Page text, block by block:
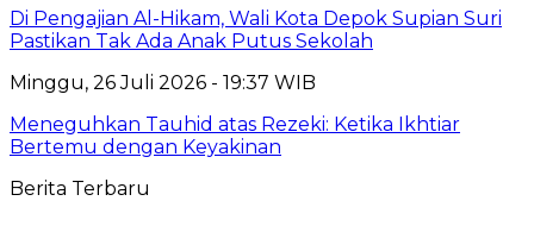
Di Pengajian Al-Hikam, Wali Kota Depok Supian Suri
Pastikan Tak Ada Anak Putus Sekolah
Minggu, 26 Juli 2026 - 19:37 WIB
Meneguhkan Tauhid atas Rezeki: Ketika Ikhtiar
Bertemu dengan Keyakinan
Berita Terbaru